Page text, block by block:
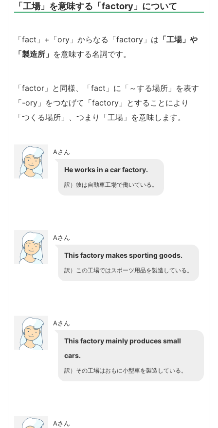
「工場」を意味する「factory」について
「fact」+「ory」からなる「factory」は 「工場」や
「製造所」 を意味する名詞です。
「factor」と同様、「fact」に「～する場所」を表す
「-ory」をつなげて「factory」とすることにより
「つくる場所」、つまり「工場」を意味します。
Aさん
He works in a car factory.
訳）彼は自動車工場で働いている。
Aさん
This factory makes sporting goods.
訳）この工場ではスポーツ用品を製造している。
Aさん
This factory mainly produces small
cars.
訳）その工場はおもに小型車を製造している。
Aさん